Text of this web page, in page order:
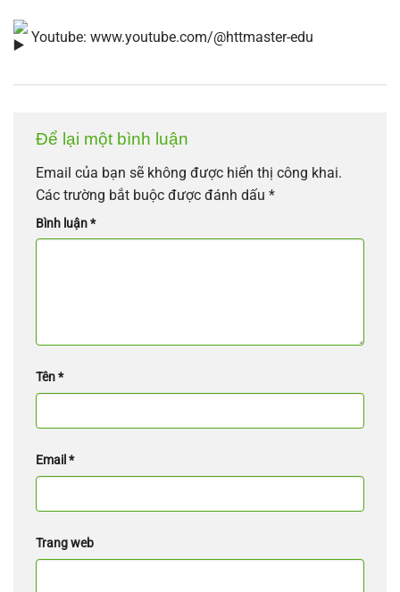
Youtube: www.youtube.com/@httmaster-edu
Để lại một bình luận
Email của bạn sẽ không được hiển thị công khai.
Các trường bắt buộc được đánh dấu *
Bình luận*
Tên*
Email *
Trang web